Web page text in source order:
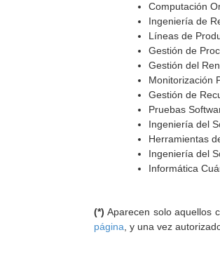
Computación
Ingeniería de
Líneas de
Gestión de
Gestión del
Monitorización
Gestión de
Pruebas
Ingeniería del
Herramientas
Ingeniería del
Informática
(*) Aparecen solo aquellos
página , y una vez